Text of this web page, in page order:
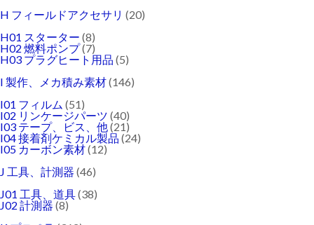
H フィールドアクセサリ (20)
H01 スターター (8)
H02 燃料ポンプ(7)
H03 プラグヒート用品 (5)
I 製作、メカ積み素材(146)
I01 フィルム (51)
I02 リンケージパーツ (40)
I03 テープ、ビス、他(21)
I04 接着剤ケミカル製品 (24)
I05 カーボン素材(12)
J 工具、計測器 (46)
J01 工具、道具(38)
J02 計測器 (8)